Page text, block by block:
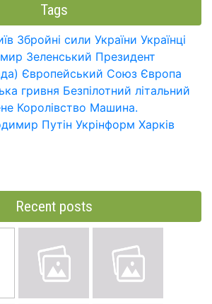
Tags
Збройні сили України Українці
Зеленський Президент
Європейський Союз Європа
гривня Безпілотний літальний
Королівство Машина.
Путін Укрінформ Харків
Recent posts